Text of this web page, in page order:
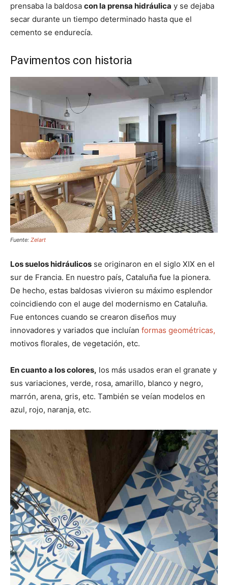
prensaba la baldosa con la prensa hidráulica y se dejaba
secar durante un tiempo determinado hasta que el
cemento se endurecía.
Pavimentos con historia
Fuente: Zelart
Los suelos hidráulicos se originaron en el siglo XIX en el
sur de Francia. En nuestro país, Cataluña fue la pionera.
De hecho, estas baldosas vivieron su máximo esplendor
coincidiendo con el auge del modernismo en Cataluña.
Fue entonces cuando se crearon diseños muy
innovadores y variados que incluían formas geométricas,
motivos florales, de vegetación, etc.
En cuanto a los colores, los más usados eran el granate y
sus variaciones, verde, rosa, amarillo, blanco y negro,
marrón, arena, gris, etc. También se veían modelos en
azul, rojo, naranja, etc.